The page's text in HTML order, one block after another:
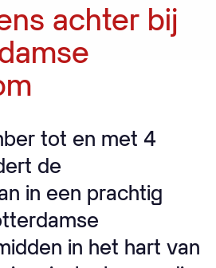
achter bij
tot en met 4
de
in een prachtig
in het hart van